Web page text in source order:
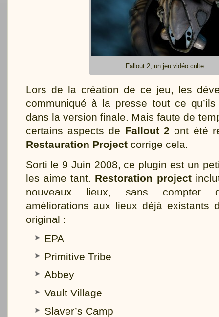
Fallout 2, un jeu vidéo culte
Lors de la création de ce jeu, les
communiqué à la presse tout ce
dans la version finale. Mais faute de
certains aspects de Fallout 2 ont été
Restauration Projectcorrige cela.
Sorti le 9 Juin 2008, ce plugin est un
les aime tant. Restoration project
nouveaux lieux, sans compter
améliorations aux lieux déjà existants
original :
EPA
Primitive Tribe
Abbey
Vault Village
Slaver’s Camp